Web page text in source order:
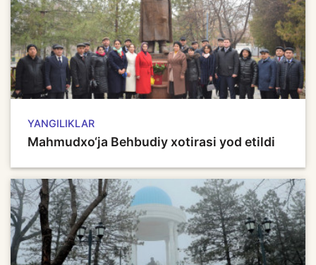
YANGILIKLAR
Mahmudxo‘ja Behbudiy xotirasi yod etildi